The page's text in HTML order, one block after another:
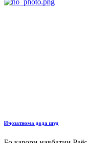
Иҷозатнома дода шуд